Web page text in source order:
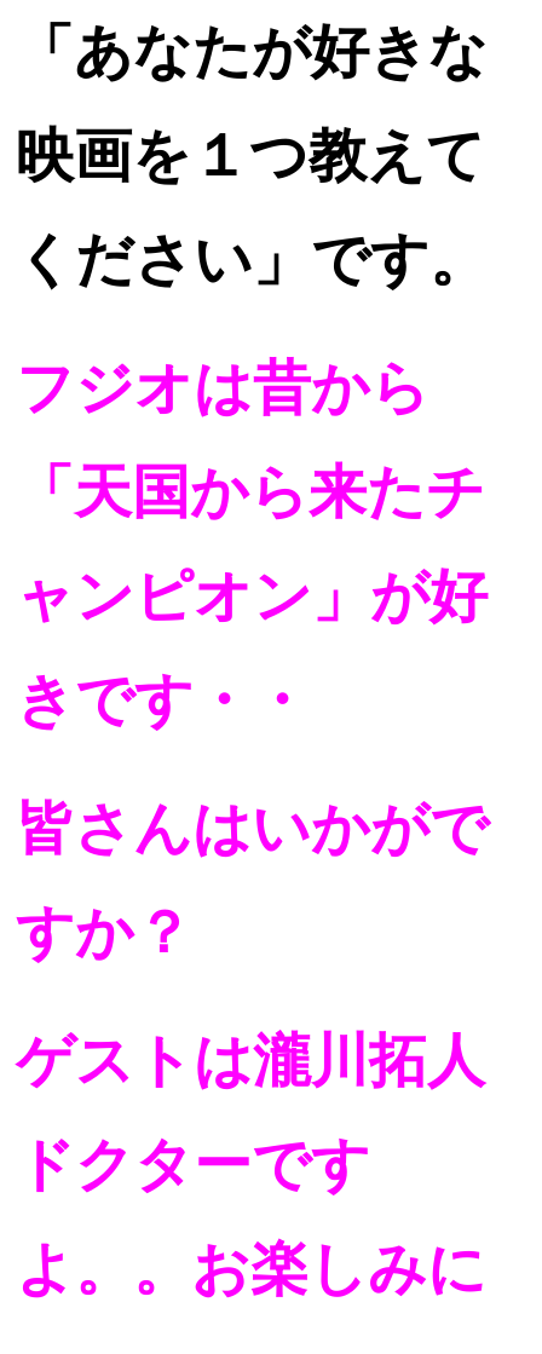
「あなたが好きな
映画を１つ教えて
ください」です。
フジオは昔から
「天国から来たチ
ャンピオン」が好
きです・・
皆さんはいかがで
すか？
ゲストは瀧川拓人
ドクターです
よ。。お楽しみに